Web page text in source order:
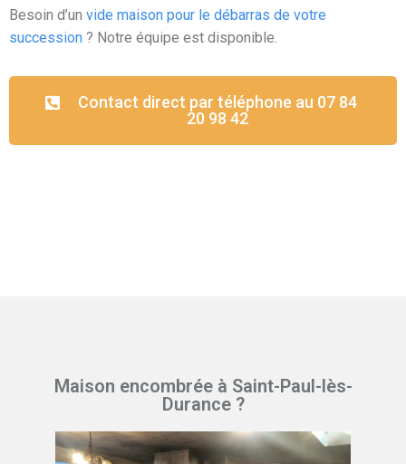
Besoin d’un vide maison pour le débarras de votre
succession ? Notre équipe est disponible.
Contact direct par téléphone au 07 84
20 98 42
Maison encombrée à Saint-Paul-lès-
Durance ?